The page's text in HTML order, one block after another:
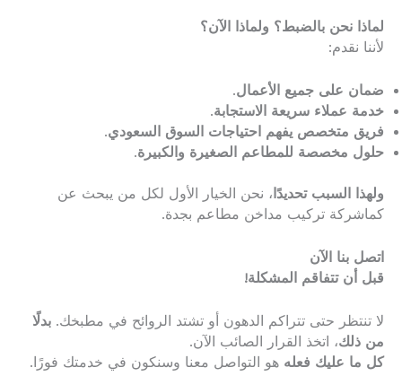
لماذا نحن بالضبط؟ ولماذا الآن؟
لأننا نقدم:
ضمان على جميع الأعمال.
خدمة عملاء سريعة الاستجابة.
فريق متخصص يفهم احتياجات السوق السعودي.
حلول مخصصة للمطاعم الصغيرة والكبيرة.
ولهذا السبب تحديدًا ، نحن الخيار الأول لكل من يبحث عن
كماشركة تركيب مداخن مطاعم بجدة.
اتصل بنا الآن
قبل أن تتفاقم المشكلة!
لا تنتظر حتى تتراكم الدهون أو تشتد الروائح في مطبخك. بدلًا
من ذلك، اتخذ القرار الصائب الآن.
كل ما عليك فعله هو التواصل معنا وسنكون في خدمتك فورًا.